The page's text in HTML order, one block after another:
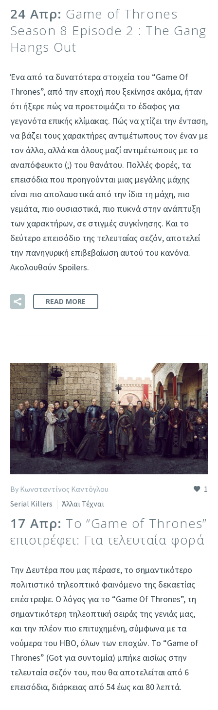
24 Απρ: Game of Thrones
Season 8 Episode 2 : The Gang
Hangs Out
Ένα από τα δυνατότερα στοιχεία του “Game Of
Thrones”, από την εποχή που ξεκίνησε ακόμα, ήταν
ότι ήξερε πώς να προετοιμάζει το έδαφος για
γεγονότα επικής κλίμακας. Πώς να χτίζει την ένταση,
να βάζει τους χαρακτήρες αντιμέτωπους τον έναν με
τον άλλο, αλλά και όλους μαζί αντιμέτωπους με το
αναπόφευκτο (;) του θανάτου. Πολλές φορές, τα
επεισόδια που προηγούνται μιας μεγάλης μάχης
είναι πιο απολαυστικά από την ίδια τη μάχη, πιο
γεμάτα, πιο ουσιαστικά, πιο πυκνά στην ανάπτυξη
των χαρακτήρων, σε στιγμές συγκίνησης. Και το
δεύτερο επεισόδιο της τελευταίας σεζόν, αποτελεί
την πανηγυρική επιβεβαίωση αυτού του κανόνα.
Ακολουθούν Spoilers.
READ MORE
1
By Κωνσταντίνος Καντόγλου
Serial Killers
Άλλαι Τέχναι
17 Απρ: To “Game of Thrones”
επιστρέφει: Για τελευταία φορά
Την Δευτέρα που μας πέρασε, το σημαντικότερο
πολιτιστικό τηλεοπτικό φαινόμενο της δεκαετίας
επέστρεψε. Ο λόγος για το “Game Of Thrones”, τη
σημαντικότερη τηλεοπτική σειράς της γενιάς μας,
και την πλέον πιο επιτυχημένη, σύμφωνα με τα
νούμερα του HBO, όλων των εποχών. Το “Game of
Thrones” (Got για συντομία) μπήκε αισίως στην
τελευταία σεζόν του, που θα αποτελείται από 6
επεισόδια, διάρκειας από 54 έως και 80 λεπτά.